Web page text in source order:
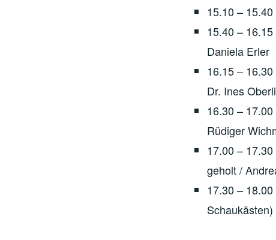
15.10 –
15.40 –
Daniela Erler
16.15 –
Dr. Ines
16.30 –
Rüdiger
17.00 –
geholt /
17.30 –